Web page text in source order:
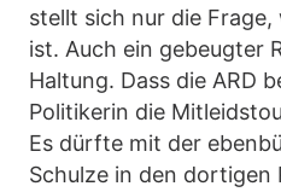
stellt sich nur die
ist. Auch ein gebeugter
Haltung. Dass die ARD
Politikerin die
Es dürfte mit der
Schulze in den dortigen